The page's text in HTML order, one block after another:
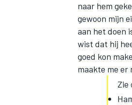
naar hem
gewoon mijn
aan het doen
wist dat hij
goed kon
maakte me er
Zie